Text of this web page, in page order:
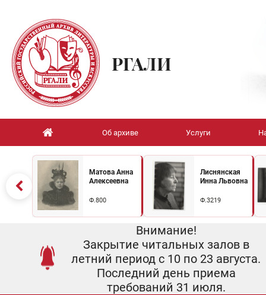
РГАЛИ
Об архиве Услуги
Матова Анна
Алексеевна
Ф.800
Лиснянская
Инна Львовна
Ф.3219
Внимание!
Закрытие читальных залов в
летний период с 10 по 23 августа.
Последний день приема
требований 31 июля.